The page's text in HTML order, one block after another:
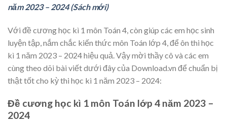
năm 2023 – 2024 (Sách mới)
Với đề cương học kì 1 môn Toán 4, còn giúp các em học sinh
luyện tập, nắm chắc kiến thức môn Toán lớp 4, để ôn thi học
kì 1 năm 2023 – 2024 hiệu quả. Vậy mời thầy cô và các em
cùng theo dõi bài viết dưới đây của Download.vn để chuẩn bị
thật tốt cho kỳ thi học kì 1 năm 2023 – 2024:
Đề cương học kì 1 môn Toán lớp 4 năm 2023 –
2024